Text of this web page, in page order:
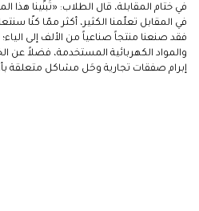
في ختام المقابلة، قال الطلاب: «تَبنّينا
في المقابل تعلّمنا الكثير، أكثر ممّا كنّا
فقد صنعنا منتجاً صناعياً من الألف إلى
والمواد الكهربائية المستخدمة، فضلاً عن
إبرام صفقات تجارية وحَل مشاكل متعلقة